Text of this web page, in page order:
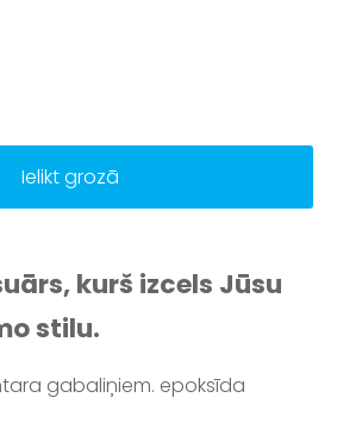
Ielikt grozā
kurš izcels Jūsu
stilu.
gabaliņiem. epoksīda